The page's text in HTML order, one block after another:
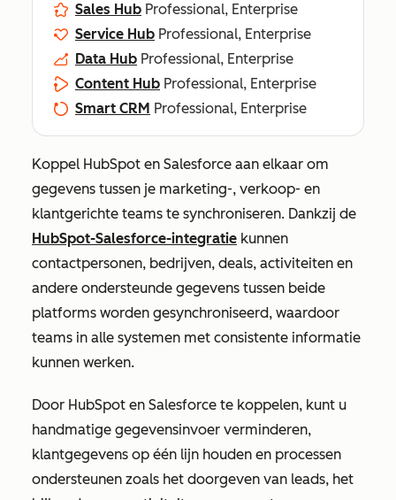
Sales Hub Professional, Enterprise
Service Hub Professional, Enterprise
Data Hub Professional, Enterprise
Content Hub Professional, Enterprise
Smart CRM Professional, Enterprise
Koppel HubSpot en Salesforce aan elkaar om
gegevens tussen je marketing-, verkoop- en
klantgerichte teams te synchroniseren. Dankzij de
HubSpot-Salesforce-integratie kunnen
contactpersonen, bedrijven, deals, activiteiten en
andere ondersteunde gegevens tussen beide
platforms worden gesynchroniseerd, waardoor
teams in alle systemen met consistente informatie
kunnen werken.
Door HubSpot en Salesforce te koppelen, kunt u
handmatige gegevensinvoer verminderen,
klantgegevens op één lijn houden en processen
ondersteunen zoals het doorgeven van leads, het